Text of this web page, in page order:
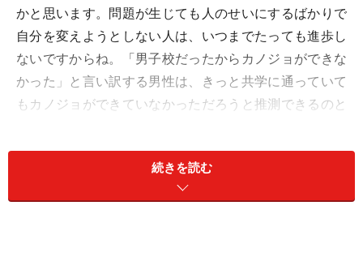
かと思います。問題が生じても人のせいにするばかりで
自分を変えようとしない人は、いつまでたっても進歩し
ないですからね。「男子校だったからカノジョができな
かった」と言い訳する男性は、きっと共学に通っていて
もカノジョができていなかっただろうと推測できるのと
「家族のために」ではなく「家族がいるか
続きを読む